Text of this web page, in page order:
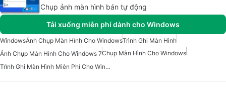
Chụp ảnh màn hình bán tự động
Tải xuống miễn phí dành cho Windows
WindowsẢnh Chụp Màn Hình Cho WindowsTrình Ghi Màn Hình
Ảnh Chụp Màn Hình Cho Windows 7Chụp Màn Hình Cho Windows
Trình Ghi Màn Hình Miễn Phí Cho Windows